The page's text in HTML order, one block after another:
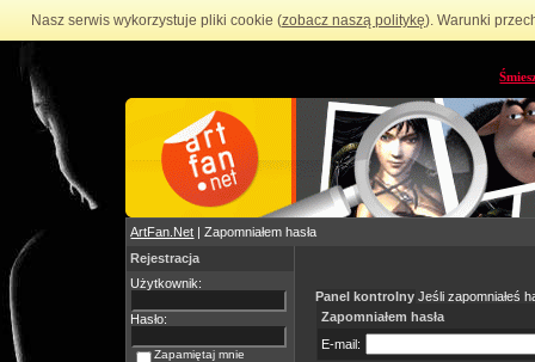
Nasz serwis wykorzystuje pliki cookie (zobacz naszą politykę). Warunki
ArtFan.Net | Zapomniałem hasła
Rejestracja
Użytkownik:
Hasło:
Zapamiętaj mnie
Panel kontrolny Jeśli zapomniałeś
Zapomniałem hasła
E-mail: